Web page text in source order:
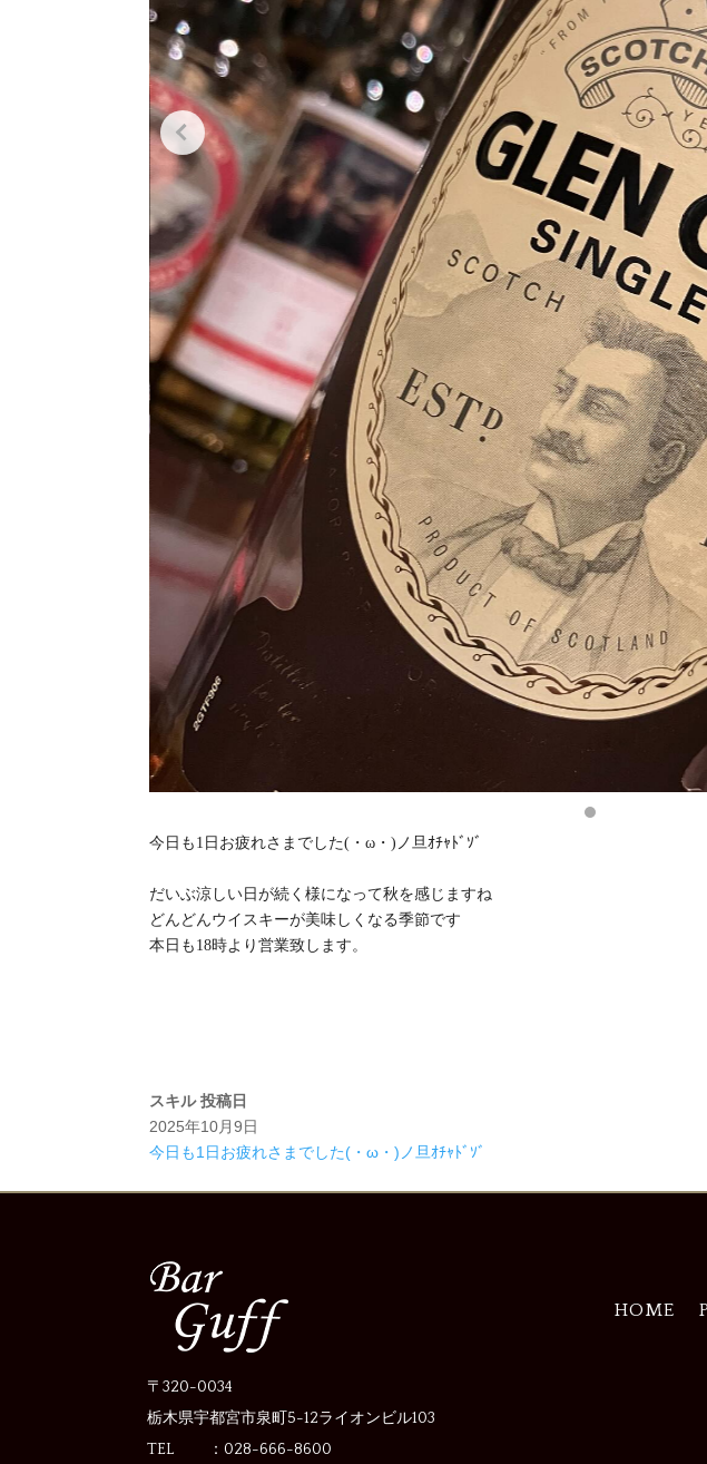
今日も1日お疲れさまでした(・ω・)ノ旦ｵﾁｬﾄﾞｿﾞ
だいぶ涼しい日が続く様になって秋を感じますね
どんどんウイスキーが美味しくなる季節です
本日も18時より営業致します。
スキル 投稿日
2025年10月9日
今日も1日お疲れさまでした(・ω・)ノ旦ｵﾁｬﾄﾞｿﾞ
〒320-0034
栃木県宇都宮市泉町5-12ライオンビル103
TEL ：028-666-8600
HOME